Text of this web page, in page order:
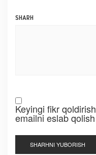
SHARH
Keyingi fikr
emailni eslab qolish